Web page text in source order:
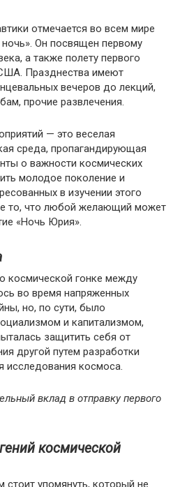
отмечается во всем мире
Он посвящен первому
а также полету первого
Празднества имеют
вечеров до лекций,
прочие развлечения.
— это веселая
среда, пропагандирующая
о важности космических
молодое поколение и
в изучении этого
то, что любой желающий может
«Ночь Юрия».
гонке между
во время напряженных
но, по сути, было
и капитализмом,
защитить себя от
другой путем разработки
исследования космоса.
вклад в отправку первого
космической
упомянуть, который не